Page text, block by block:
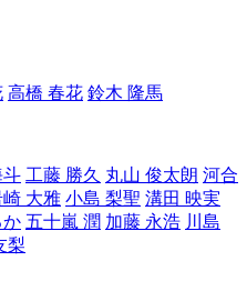
高橋 春花 鈴木 隆馬
斗 工藤 勝久 丸山 俊太朗 河合
崎 大雅 小島 梨聖 溝田 映実
か 五十嵐 潤 加藤 永浩 川島
梨